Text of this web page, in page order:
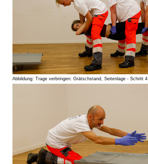
Abbildung: Trage verbringen: Grätschstand, Seitenlage - Schritt 4